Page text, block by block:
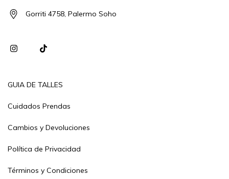
Gorriti 4758, Palermo Soho
GUIA DE TALLES
Cuidados Prendas
Cambios y Devoluciones
Política de Privacidad
Términos y Condiciones